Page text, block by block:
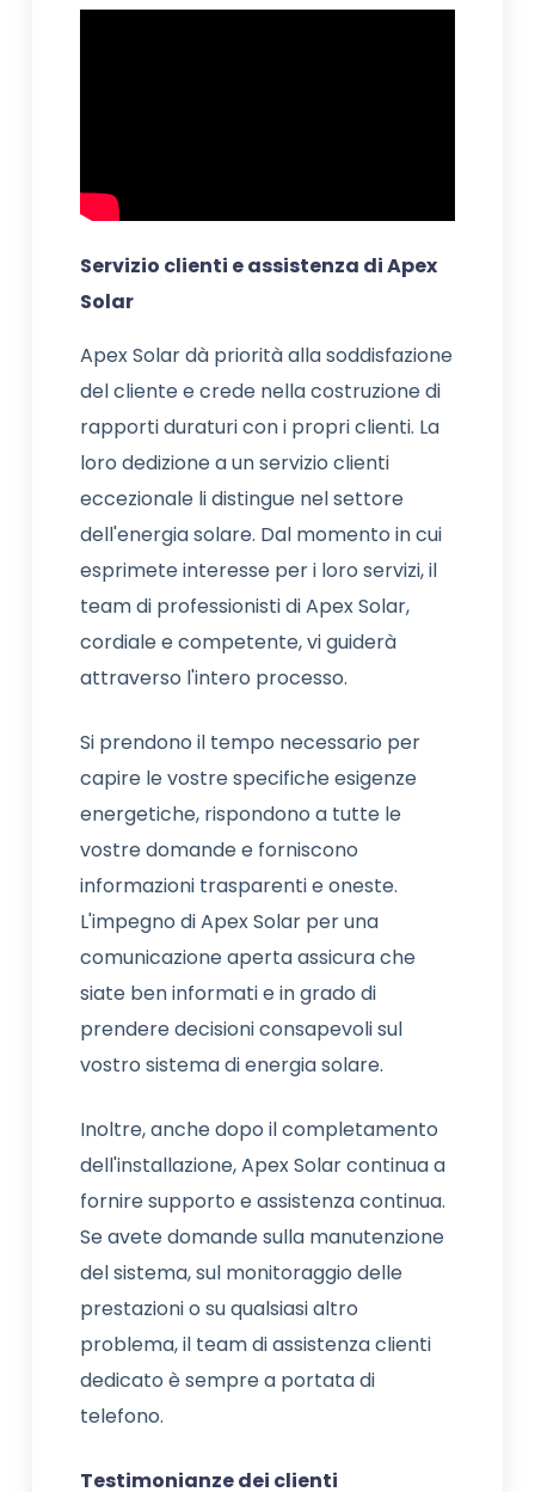
Servizio clienti e assistenza di Apex
Solar
Apex Solar dà priorità alla soddisfazione
del cliente e crede nella costruzione di
rapporti duraturi con i propri clienti. La
loro dedizione a un servizio clienti
eccezionale li distingue nel settore
dell'energia solare. Dal momento in cui
esprimete interesse per i loro servizi, il
team di professionisti di Apex Solar,
cordiale e competente, vi guiderà
attraverso l'intero processo.
Si prendono il tempo necessario per
capire le vostre specifiche esigenze
energetiche, rispondono a tutte le
vostre domande e forniscono
informazioni trasparenti e oneste.
L'impegno di Apex Solar per una
comunicazione aperta assicura che
siate ben informati e in grado di
prendere decisioni consapevoli sul
vostro sistema di energia solare.
Inoltre, anche dopo il completamento
dell'installazione, Apex Solar continua a
fornire supporto e assistenza continua.
Se avete domande sulla manutenzione
del sistema, sul monitoraggio delle
prestazioni o su qualsiasi altro
problema, il team di assistenza clienti
dedicato è sempre a portata di
telefono.
Testimonianze dei clienti